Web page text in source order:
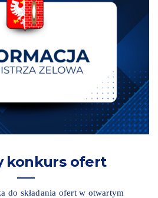
konkurs ofert
do składania ofert w otwartym